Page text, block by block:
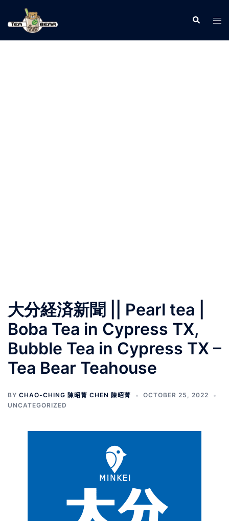
大分経済新聞 || Pearl tea |
Boba Tea in Cypress TX,
Bubble Tea in Cypress TX –
Tea Bear Teahouse
BY CHAO-CHING 陳昭菁 CHEN 陳昭菁
OCTOBER 25, 2022
UNCATEGORIZED